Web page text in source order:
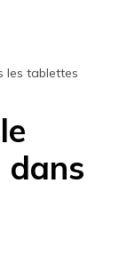
les tablettes